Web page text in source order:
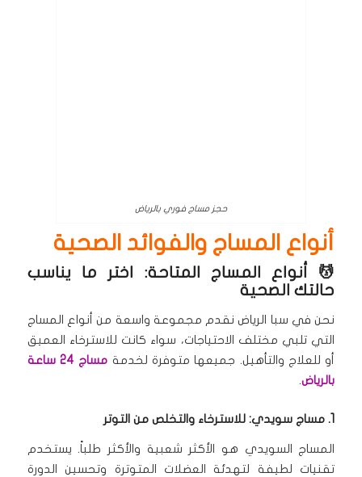
حجز مساج فوري بالرياض
أنواع المساج والفوائد الصحية
💆 أنواع المساج المتاحة: اختر ما يناسب
حالتك الصحية
نحن في سبا الرياض نقدم مجموعة واسعة من أنواع المساج
التي تلبي مختلف الاحتياجات، سواء كانت للاسترخاء العميق
أو للعلاج والتأهيل. جميعها متوفرة لخدمة
مساج 24 ساعة
بالرياض.
1. مساج سويدي: للاسترخاء والتخلص من التوتر
المساج السويدي هو الأكثر شعبية والأكثر طلباً.يستخدم
تقنيات لطيفة لتهدئة العضلات المتوترة وتحسين الدورة